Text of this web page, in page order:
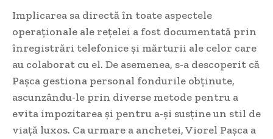
Implicarea sa directă în toate aspectele
operaționale ale rețelei a fost documentată prin
înregistrări telefonice și mărturii ale celor care
au colaborat cu el. De asemenea, s-a descoperit că
Pașca gestiona personal fondurile obținute,
ascunzându-le prin diverse metode pentru a
evita impozitarea și pentru a-și susține un stil de
viață luxos. Ca urmare a anchetei, Viorel Pașca a